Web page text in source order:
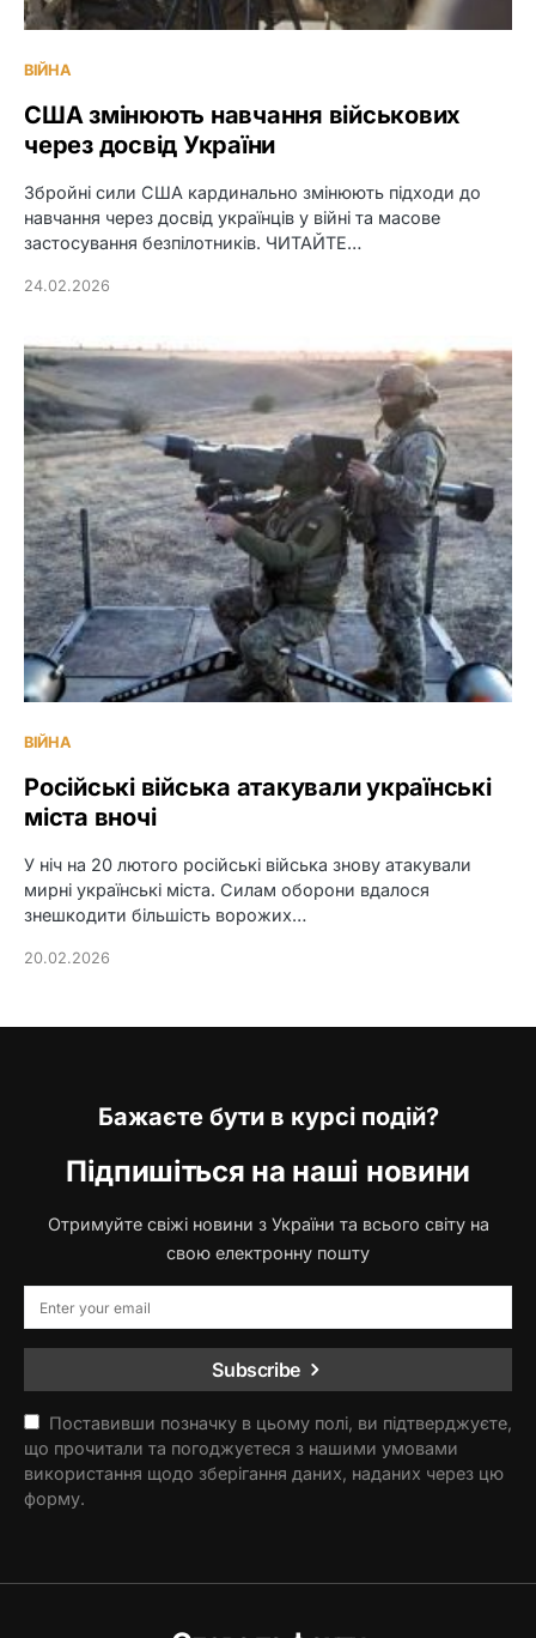
ВІЙНА
США змінюють навчання військових
через досвід України
Збройні сили США кардинально змінюють підходи до
навчання через досвід українців у війні та масове
застосування безпілотників. ЧИТАЙТЕ…
24.02.2026
ВІЙНА
Російські війська атакували українські
міста вночі
У ніч на 20 лютого російські війська знову атакували
мирні українські міста. Силам оборони вдалося
знешкодити більшість ворожих…
20.02.2026
Бажаєте бути в курсі подій?
Підпишіться на наші новини
Отримуйте свіжі новини з України та всього світу на
свою електронну пошту
Subscribe
Поставивши позначку в цьому полі, ви підтверджуєте,
що прочитали та погоджуєтеся з нашими умовами
використання щодо зберігання даних, наданих через цю
форму.